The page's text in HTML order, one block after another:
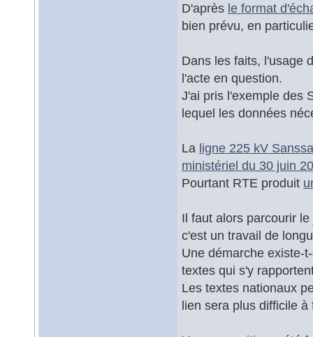
D'après le format
bien prévu, en
Dans les faits, l'usage
l'acte en question.
J'ai pris l'exemple des
lequel les données
La ligne 225 kV
ministériel du 30 juin
Pourtant RTE produit
Il faut alors parcourir
c'est un travail de
Une démarche existe-
textes qui s'y
Les textes nationaux
lien sera plus difficile